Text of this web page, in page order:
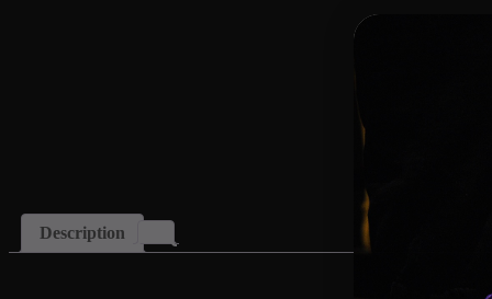
Description